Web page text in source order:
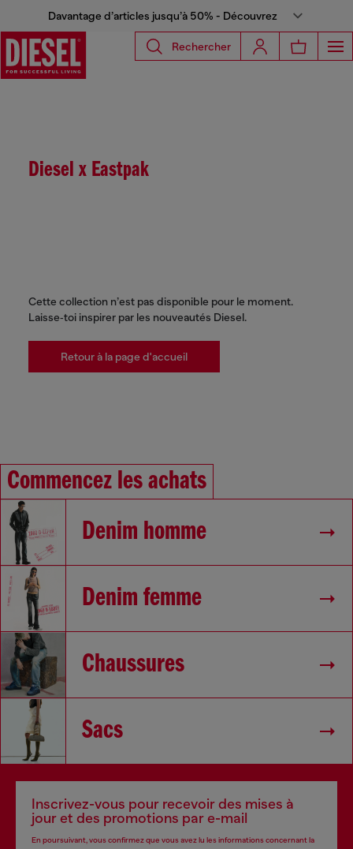
Davantage d’articles jusqu’à 50% - Découvrez
Rechercher
Diesel x Eastpak
Cette collection n’est pas disponible pour le moment.
Laisse‑toi inspirer par les nouveautés Diesel.
Retour à la page d'accueil
Commencez les achats
Denim homme
Denim femme
Chaussures
Sacs
Inscrivez-vous pour recevoir des mises à
jour et des promotions par e-mail
En poursuivant, vous confirmez que vous avez lu les informations concernant la